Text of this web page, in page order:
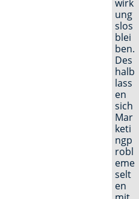
wirk
ung
slos
blei
ben.
Des
halb
lass
en
sich
Mar
keti
ngp
robl
eme
selt
en